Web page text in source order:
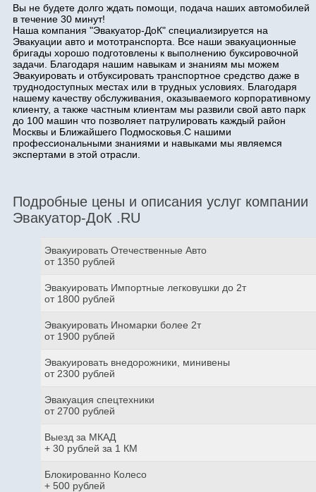
Вы не будете долго ждать помощи, подача наших автомобилей
в течение 30 минут!
Наша компания "Эвакуатор-ДоК" специализируется на
Эвакуации авто и мототранспорта. Все наши эвакуационные
бригады хорошо подготовлены к выполнению буксировочной
задачи. Благодаря нашим навыкам и знаниям мы можем
Эвакуировать и отбуксировать транспортное средство даже в
труднодоступных местах или в трудных условиях. Благодаря
нашему качеству обслуживания, оказываемого корпоративному
клиенту, а также частным клиентам мы развили свой авто парк
до 100 машин что позволяет патрулировать каждый район
Москвы и Ближайшего Подмосковья.С нашими
профессиональными знаниями и навыками мы являемся
экспертами в этой отрасли.
Подробные цены и описания услуг компании
Эвакуатор-ДоК .RU
Эвакуировать Отечественные Авто
от 1350 рублей
Эвакуировать Импортные легковушки до 2т
от 1800 рублей
Эвакуировать Иномарки более 2т
от 1900 рублей
Эвакуировать внедорожники, минивены
от 2300 рублей
Эвакуация спецтехники
от 2700 рублей
Выезд за МКАД
+ 30 рублей за 1 КМ
Блокированно Колесо
+ 500 рублей